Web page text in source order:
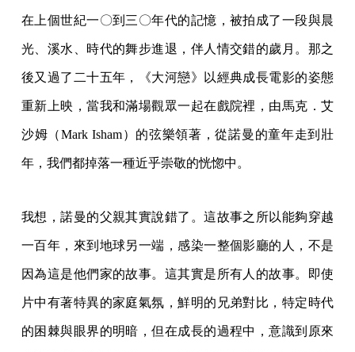
在上個世紀一〇到三〇年代的記憶，被拍成了一段與晨
光、溪水、時代的舞步進退，伴人情交錯的歲月。那之
後又過了二十五年，《大河戀》以經典成長電影的姿態
重新上映，當我和滿場觀眾一起在戲院裡，由馬克．艾
沙姆（Mark Isham）的弦樂領著，從諾曼的童年走到壯
年，我們都掉落一種近乎崇敬的恍惚中。
我想，諾曼的父親其實說錯了。這故事之所以能夠穿越
一百年，來到地球另一端，感染一整個影廳的人，不是
因為這是他們家的故事。這其實是所有人的故事。即使
片中有著特異的家庭氣氛，鮮明的兄弟對比，特定時代
的困棘與眼界的明暗，但在成長的過程中，意識到原來